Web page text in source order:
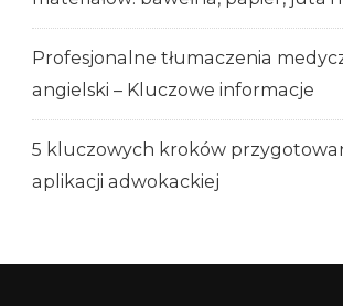
Profesjonalne tłumaczenia
angielski – Kluczowe informacje
5 kluczowych kroków
aplikacji adwokackiej